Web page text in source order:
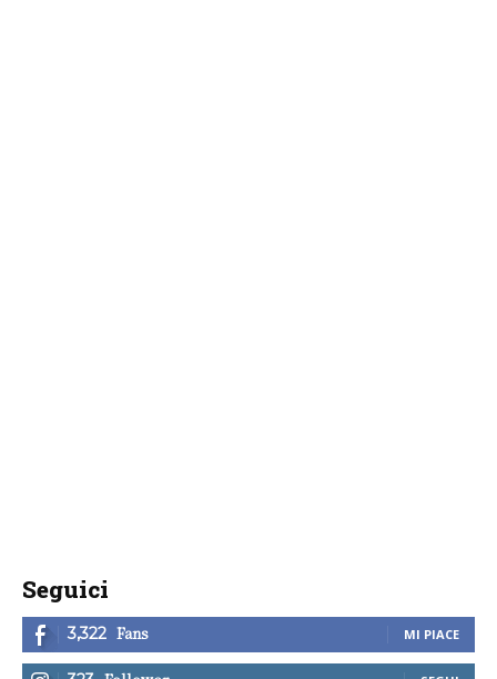
Seguici
3,322 Fans MI PIACE